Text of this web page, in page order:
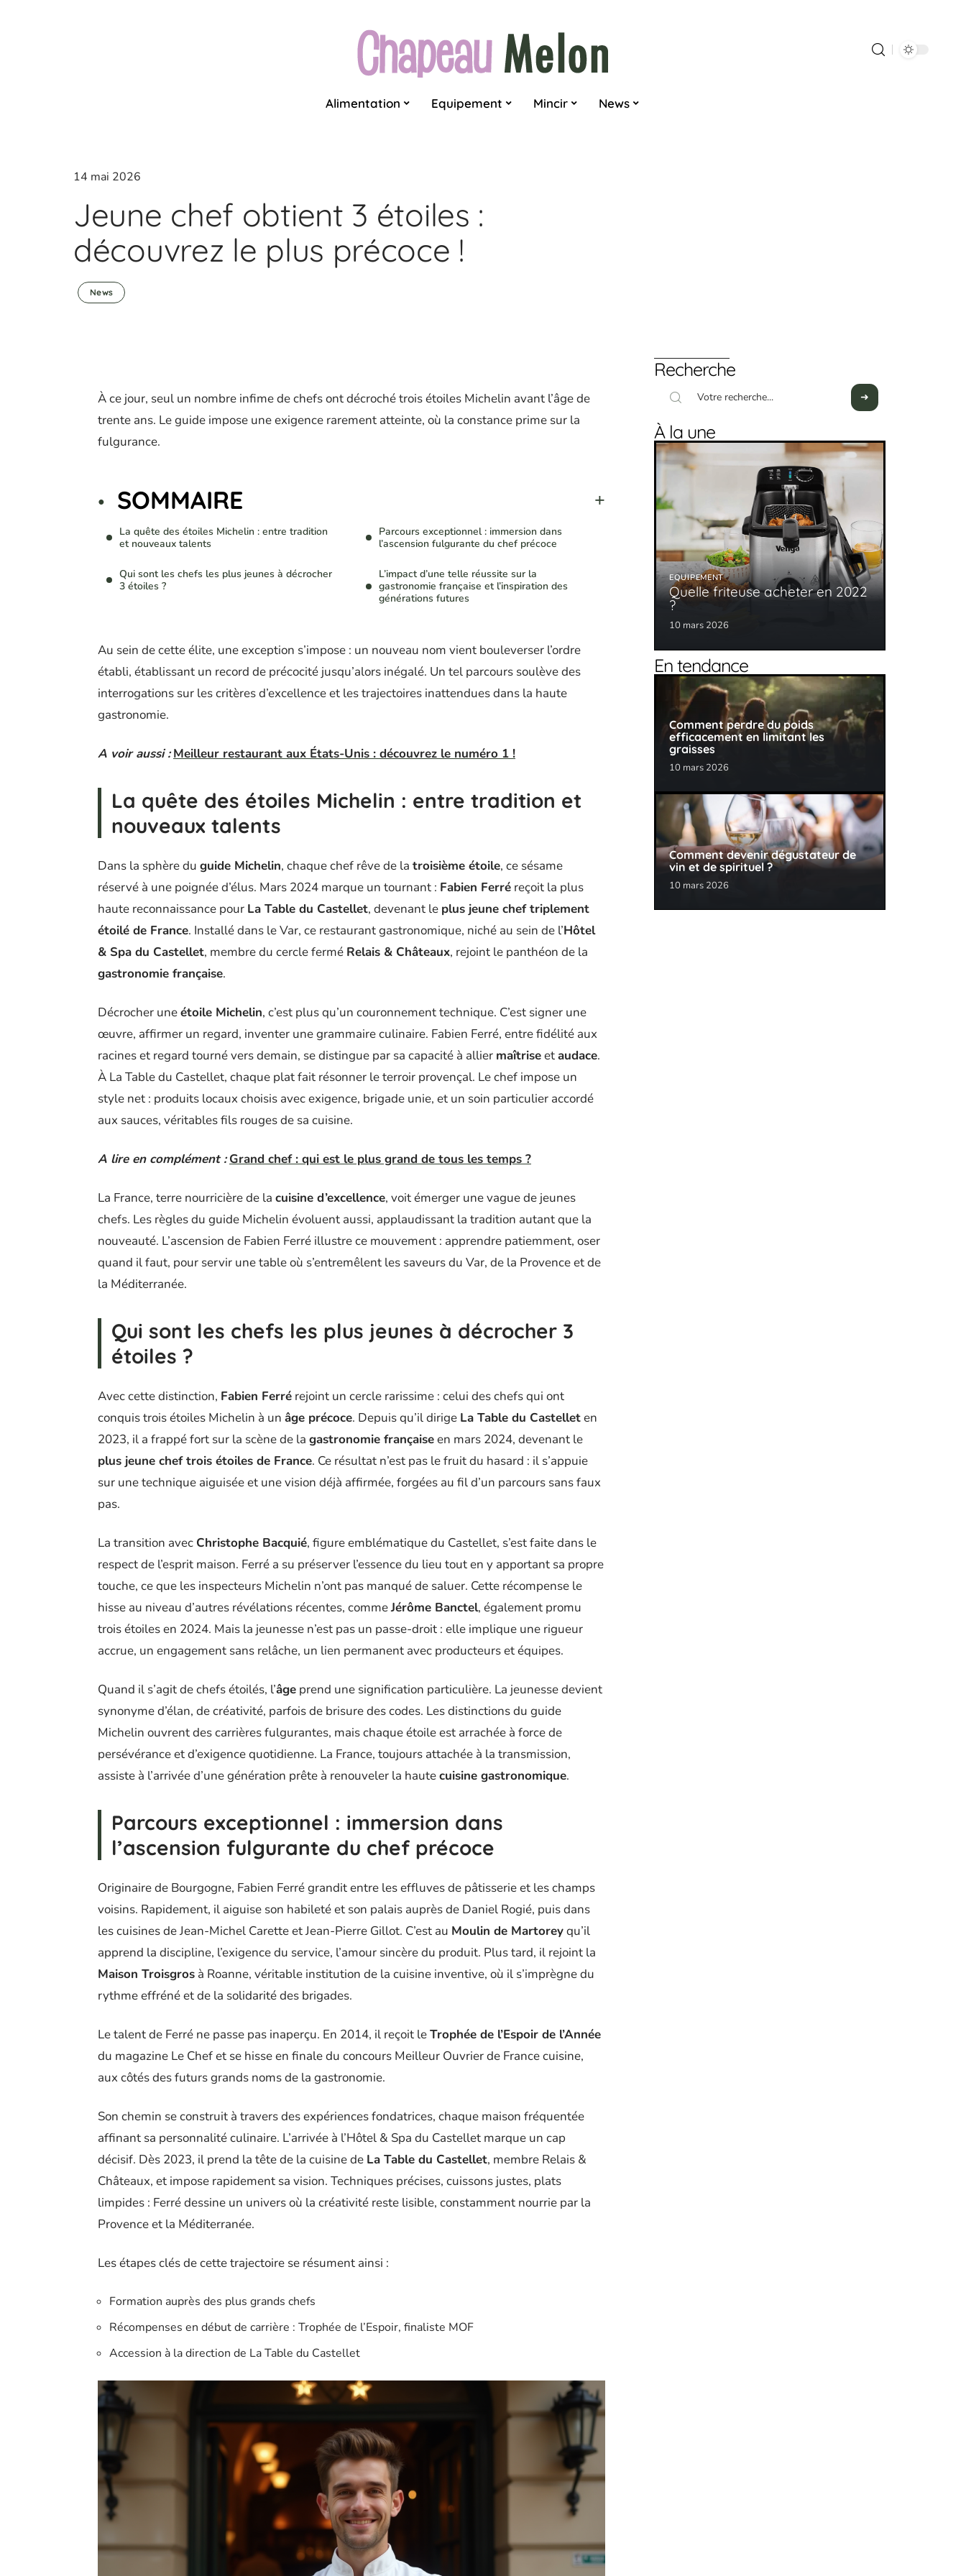
Alimentation Equipement Mincir News
14 mai 2026
Jeune chef obtient 3 étoiles :
découvrez le plus précoce !
News
À ce jour, seul un nombre infime de chefs ont décroché trois étoiles Michelin avant l’âge de
trente ans. Le guide impose une exigence rarement atteinte, où la constance prime sur la
fulgurance.
SOMMAIRE
La quête des étoiles Michelin : entre tradition
et nouveaux talents
Qui sont les chefs les plus jeunes à décrocher
3 étoiles ?
Parcours exceptionnel : immersion dans
l’ascension fulgurante du chef précoce
L’impact d’une telle réussite sur la
gastronomie française et l’inspiration des
générations futures
Au sein de cette élite, une exception s’impose : un nouveau nom vient bouleverser l’ordre
établi, établissant un record de précocité jusqu’alors inégalé. Un tel parcours soulève des
interrogations sur les critères d’excellence et les trajectoires inattendues dans la haute
gastronomie.
A voir aussi : Meilleur restaurant aux États-Unis : découvrez le numéro 1 !
La quête des étoiles Michelin : entre tradition et
nouveaux talents
Dans la sphère du guide Michelin, chaque chef rêve de la troisième étoile, ce sésame
réservé à une poignée d’élus. Mars 2024 marque un tournant : Fabien Ferré reçoit la plus
haute reconnaissance pour La Table du Castellet, devenant le plus jeune chef triplement
étoilé de France. Installé dans le Var, ce restaurant gastronomique, niché au sein de l’Hôtel
& Spa du Castellet, membre du cercle fermé Relais & Châteaux, rejoint le panthéon de la
gastronomie française.
Décrocher uneétoile Michelin, c’est plus qu’un couronnement technique. C’est signer une
œuvre, affirmer un regard, inventer une grammaire culinaire. Fabien Ferré, entre fidélité aux
racines et regard tourné vers demain, se distingue par sa capacité à allier maîtriseetaudace.
À La Table du Castellet, chaque plat fait résonner le terroir provençal. Le chef impose un
style net : produits locaux choisis avec exigence, brigade unie, et un soin particulier accordé
aux sauces, véritables fils rouges de sa cuisine.
A lire en complément : Grand chef : qui est le plus grand de tous les temps ?
La France, terre nourricière de la cuisine d’excellence, voit émerger une vague de jeunes
chefs. Les règles du guide Michelin évoluent aussi, applaudissant la tradition autant que la
nouveauté. L’ascension de Fabien Ferré illustre ce mouvement : apprendre patiemment, oser
quand il faut, pour servir une table où s’entremêlent les saveurs du Var, de la Provence et de
la Méditerranée.
Qui sont les chefs les plus jeunes à décrocher 3
étoiles ?
Avec cette distinction, Fabien Ferré rejoint un cercle rarissime : celui des chefs qui ont
conquis trois étoiles Michelin à un âge précoce. Depuis qu’il dirige La Table du Castelleten
2023, il a frappé fort sur la scène de la gastronomie françaiseen mars 2024, devenant le
plus jeune chef trois étoiles de France. Ce résultat n’est pas le fruit du hasard : il s’appuie
sur une technique aiguisée et une vision déjà affirmée, forgées au fil d’un parcours sans faux
pas.
La transition avec Christophe Bacquié, figure emblématique du Castellet, s’est faite dans le
respect de l’esprit maison. Ferré a su préserver l’essence du lieu tout en y apportant sa propre
touche, ce que les inspecteurs Michelin n’ont pas manqué de saluer. Cette récompense le
hisse au niveau d’autres révélations récentes, commeJérôme Banctel, également promu
trois étoiles en 2024. Mais la jeunesse n’est pas un passe-droit : elle implique une rigueur
accrue, un engagement sans relâche, un lien permanent avec producteurs et équipes.
Quand il s’agit de chefs étoilés, l’âge prend une signification particulière. La jeunesse devient
synonyme d’élan, de créativité, parfois de brisure des codes. Les distinctions du guide
Michelin ouvrent des carrières fulgurantes, mais chaque étoile est arrachée à force de
persévérance et d’exigence quotidienne. La France, toujours attachée à la transmission,
assiste à l’arrivée d’une génération prête à renouveler la hautecuisine gastronomique.
Parcours exceptionnel : immersion dans
l’ascension fulgurante du chef précoce
Originaire de Bourgogne, Fabien Ferré grandit entre les effluves de pâtisserie et les champs
voisins. Rapidement, il aiguise son habileté et son palais auprès de Daniel Rogié, puis dans
les cuisines de Jean-Michel Carette et Jean-Pierre Gillot. C’est au Moulin de Martoreyqu’il
apprend la discipline, l’exigence du service, l’amour sincère du produit. Plus tard, il rejoint la
Maison Troisgros à Roanne, véritable institution de la cuisine inventive, où il s’imprègne du
rythme effréné et de la solidarité des brigades.
Le talent de Ferré ne passe pas inaperçu. En 2014, il reçoit leTrophée de l’Espoir de l’Année
du magazine Le Chef et se hisse en finale du concours Meilleur Ouvrier de France cuisine,
aux côtés des futurs grands noms de la gastronomie.
Son chemin se construit à travers des expériences fondatrices, chaque maison fréquentée
affinant sa personnalité culinaire. L’arrivée à l’Hôtel & Spa du Castellet marque un cap
décisif. Dès 2023, il prend la tête de la cuisine de La Table du Castellet, membre Relais &
Châteaux, et impose rapidement sa vision. Techniques précises, cuissons justes, plats
limpides : Ferré dessine un univers où la créativité reste lisible, constamment nourrie par la
Provence et la Méditerranée.
Les étapes clés de cette trajectoire se résument ainsi :
Formation auprès des plus grands chefs
Récompenses en début de carrière : Trophée de l’Espoir, finaliste MOF
Accession à la direction de La Table du Castellet
Recherche
À la une
EQUIPEMENT
Quelle friteuse acheter en 2022
?
10 mars 2026
En tendance
Comment perdre du poids
efficacement en limitant les
graisses
10 mars 2026
Comment devenir dégustateur de
vin et de spirituel ?
10 mars 2026